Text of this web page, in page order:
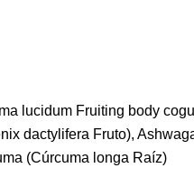
lucidum Fruiting body
dactylifera Fruto),
(Cúrcuma longa Raíz)